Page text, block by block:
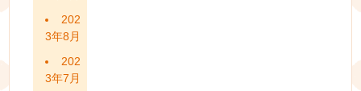
202
3年8月
202
3年7月